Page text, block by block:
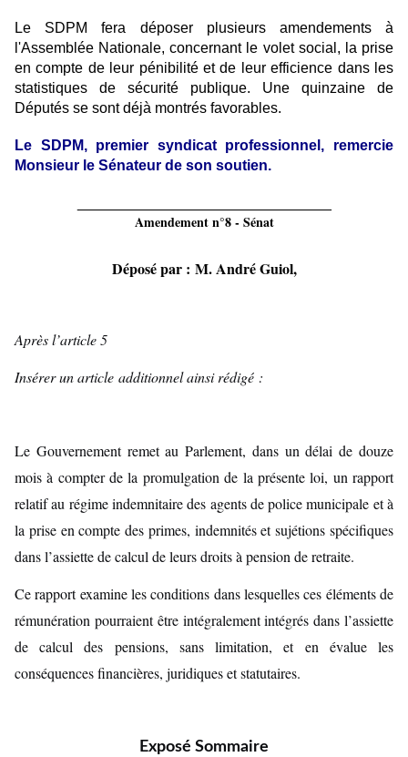
Le SDPM fera déposer plusieurs amendements à
l'Assemblée Nationale, concernant le volet social, la prise
en compte de leur pénibilité et de leur efficience dans les
statistiques de sécurité publique. Une quinzaine de
Députés se sont déjà montrés favorables.
Le SDPM, premier syndicat professionnel, remercie
Monsieur le Sénateur de son soutien.
Amendement n°8 - Sénat
Déposé par : M. André Guiol,
Après l’article 5
Insérer un article additionnel ainsi rédigé :
Le Gouvernement remet au Parlement, dans un délai de douze
mois à compter de la promulgation de la présente loi, un rapport
relatif au régime indemnitaire des agents de police municipale et à
la prise en compte des primes, indemnités et sujétions spécifiques
dans l’assiette de calcul de leurs droits à pension de retraite.
Ce rapport examine les conditions dans lesquelles ces éléments de
rémunération pourraient être intégralement intégrés dans l’assiette
de calcul des pensions, sans limitation, et en évalue les
conséquences financières, juridiques et statutaires.
Exposé Sommaire